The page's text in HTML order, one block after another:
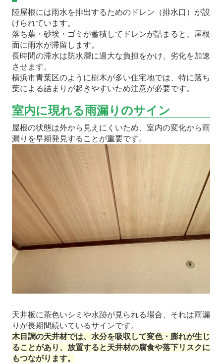
陸屋根には雨水を排出するためのドレン（排水口）が設
けられています。
落ち葉・砂埃・ゴミが蓄積してドレンが詰まると、屋根
面に雨水が滞留します。
長時間の滞水は防水層に過大な負担をかけ、劣化を加速
させます。
横浜市青葉区のように樹木が多い住宅地では、特に落ち
葉による詰まりが起きやすいため注意が必要です。
室内に現れる雨漏りのサイン
屋根の状態は外から見えにくいため、室内の変化から雨
漏りを早期発見することが重要です。
天井板に茶色いシミや水跡が見られる場合、それは雨漏
りが長期間続いているサインです。
木目調の天井材では、水分を吸収して変色・膨れが生じ
ることがあり、放置すると天井材の腐食や落下リスクに
もつながります。